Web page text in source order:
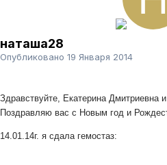
наташа28
Опубликовано 19 Января 2014
Здравствуйте, Екатерина Дмитриевна
Поздравляю вас с Новым год и
14.01.14г. я сдала гемостаз: